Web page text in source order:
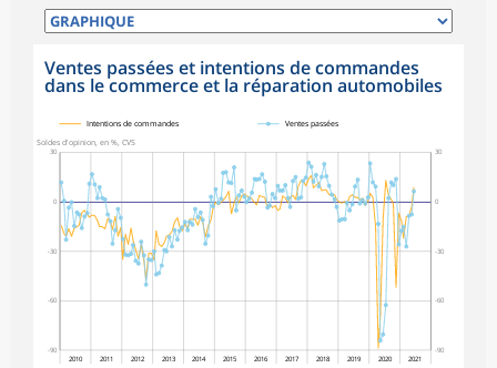
Ventes passées et intentions de commandes
dans le commerce et la réparation automobiles
0
30
-30
-60
-90 -90
-60
-30
0
30
Soldes d'opinion, en %, CVS
2010 2011 2012 2013 2014 2015 2016 2017 2018 2019 2020 2021
Intentions de commandes Ventes passées